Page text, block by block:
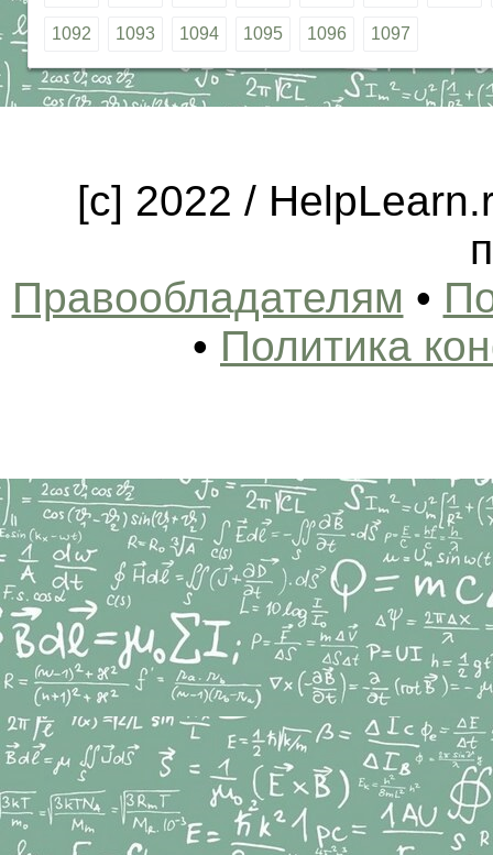
1092 1093 1094 1095 1096 1097
[c] 2022 /
Правообладателям •
• Политика